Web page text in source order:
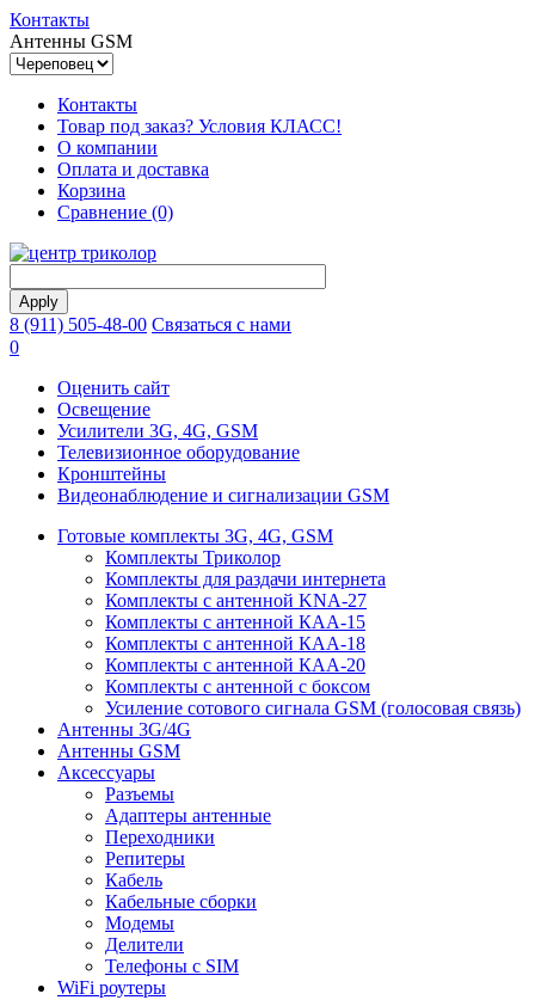
Контакты
Антенны GSM
Контакты
Товар под заказ? Условия КЛАСС!
О компании
Оплата и доставка
Корзина
Сравнение (0)
8 (911) 505-48-00 Связаться с нами
0
Оценить сайт
Освещение
Усилители 3G, 4G, GSM
Телевизионное оборудование
Кронштейны
Видеонаблюдение и сигнализации GSM
Категории
шапке
Готовые комплекты 3G, 4G, GSM
Комплекты Триколор
Комплекты для раздачи интернета
Комплекты с антенной KNA-27
Комплекты с антенной КАА-15
Комплекты с антенной КАА-18
Комплекты с антенной КАА-20
Комплекты с антенной с боксом
Усиление сотового сигнала GSM (голосовая связь)
Антенны 3G/4G
Антенны GSM
Аксессуары
Разъемы
Адаптеры антенные
Переходники
Репитеры
Кабель
Кабельные сборки
Модемы
Делители
Телефоны с SIM
WiFi роутеры